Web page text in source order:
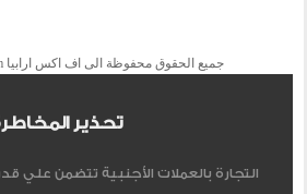
جميع الحقوق محفوظة الى اف اكس ارابيا www.fx-arabia.com
تحذير
التجارة بالعملات الأجنبية تتضمن علي